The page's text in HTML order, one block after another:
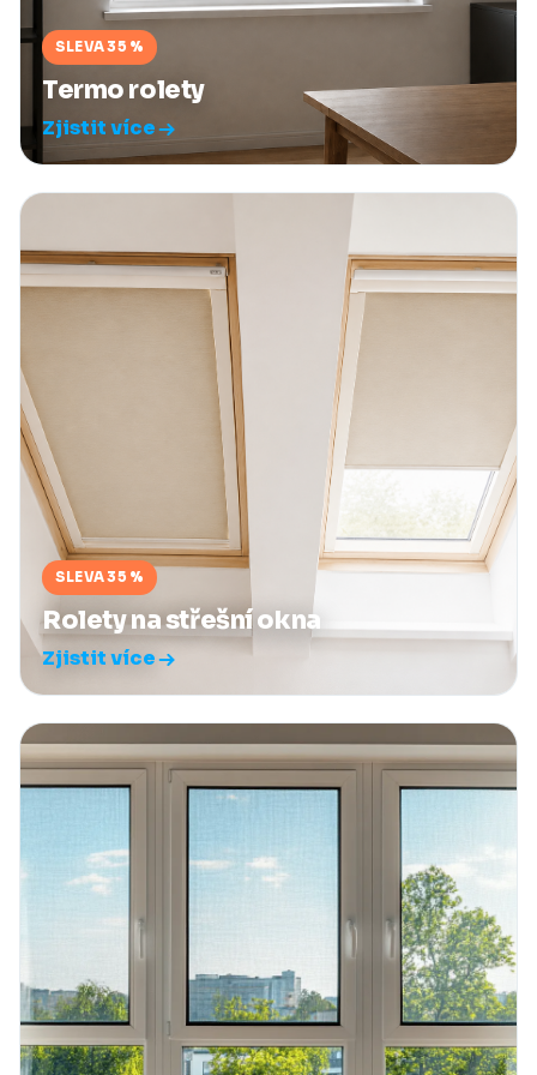
SLEVA 35 %
Termo rolety
Zjistit více
SLEVA 35 %
Rolety na střešní okna
Zjistit více